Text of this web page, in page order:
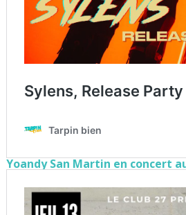
Yoandy San Martin en concert